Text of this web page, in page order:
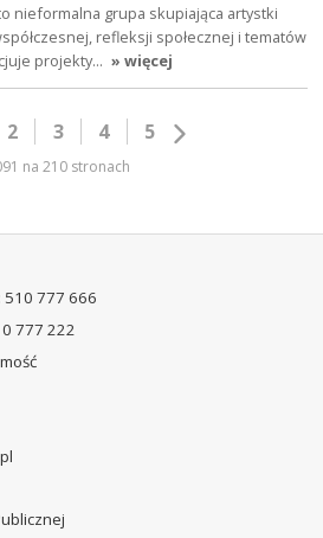
nieformalna grupa skupiająca artystki
refleksji społecznej i tematów
projekty… » więcej
2 3 4 5
na 210 stronach
510 777 666
777 222